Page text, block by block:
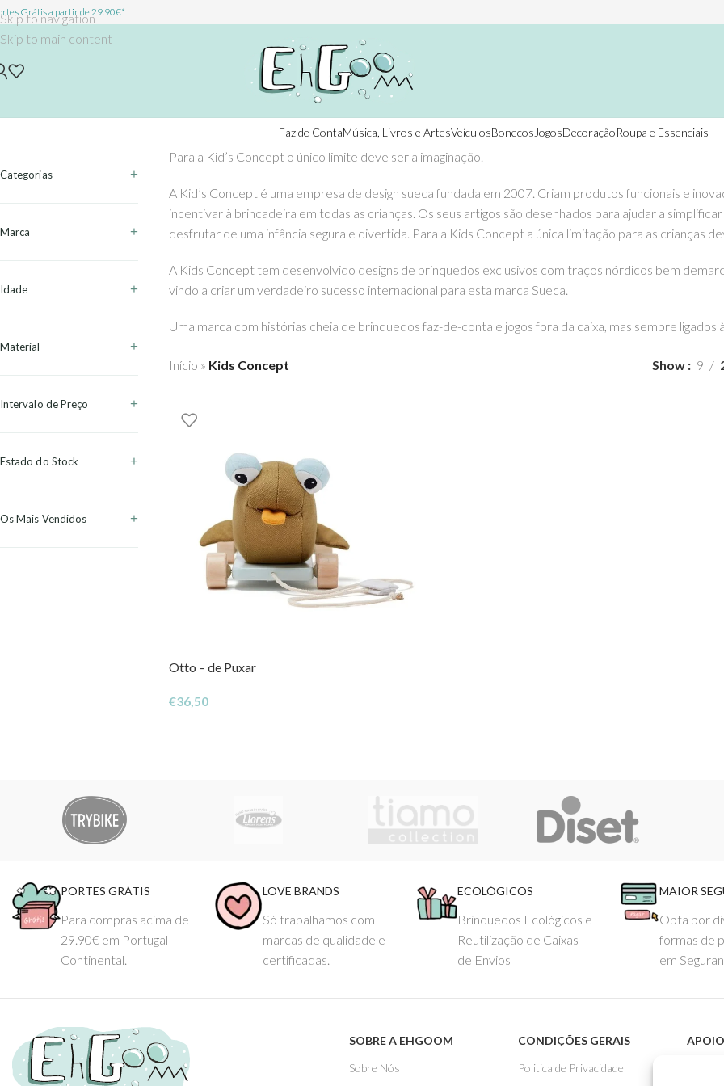
Skip to navigation
Skip to main content
Grátis a partir de 29.90€*
Faz de ContaMúsica, Livros e ArtesVeículosBonecos JogosDecoraçãoRoupa e Essenciais
Categorias
Marca
Idade
Material
Intervalo de Preço
Estado do Stock
Os Mais Vendidos
Para a Kid’s Concept o único limite deve ser a imaginação.
A Kid’s Concept é uma empresa de design sueca fundada em 2007. Criam produtos funcionais e
incentivar à brincadeira em todas as crianças. Os seus artigos são desenhados para ajudar a
desfrutar de uma infância segura e divertida. Para a Kids Concept a única limitação para as crianças
A Kids Concept tem desenvolvido designs de brinquedos exclusivos com traços nórdicos bem
vindo a criar um verdadeiro sucesso internacional para esta marca Sueca.
Uma marca com histórias cheia de brinquedos faz-de-conta e jogos fora da caixa, mas sempre
Início » Kids Concept Show 9
Otto – de Puxar
€36,50
PORTES GRÁTIS
Para compras acima de
29.90€ em Portugal
Continental.
LOVE BRANDS
Só trabalhamos com
marcas de qualidade e
certificadas.
ECOLÓGICOS
Brinquedos Ecológicos e
Reutilização de Caixas
de Envios
MAIOR
Opta por
formas de
em
SOBRE A EHGOOM
Sobre Nós
CONDIÇÕES GERAIS
Politica de Privacidade